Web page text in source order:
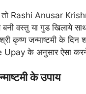
तो Rashi Anusar
वस्तु या गुड खिलाये
कृष्ण जन्माष्टमी के
के अनुसार ऐसा करने
के उपाय